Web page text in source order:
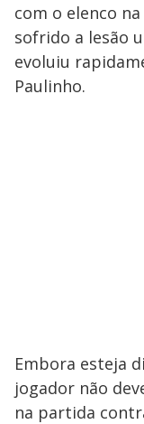
com o elenco
sofrido a lesão
evoluiu
Paulinho.
Embora esteja
jogador não
na partida